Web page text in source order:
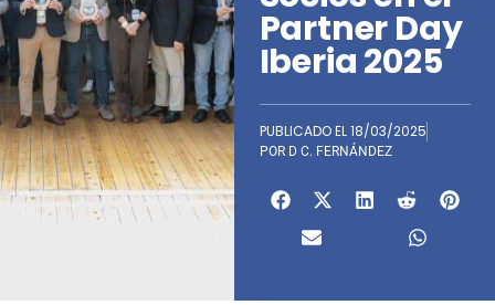
Partner Day
Iberia 2025
PUBLICADO EL18/03/2025
POR D C. FERNÁNDEZ